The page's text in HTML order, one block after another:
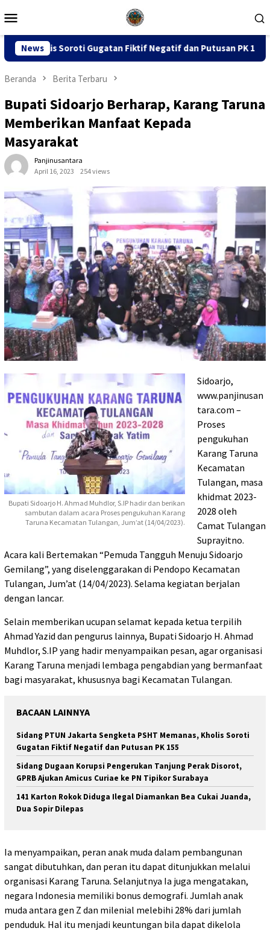
ke
Mobile
News
Fiktif Negatif dan Putusan PK 155 Sidang Dugaan
Beranda Berita Terbaru
Bupati Sidoarjo Berharap, Karang Taruna
Memberikan Manfaat Kepada
Masyarakat
Panjinusantara
April 16, 2023
254 views
Bupati Sidoarjo H. Ahmad Muhdlor, S.IP hadir dan berikan
sambutan dalam acara Proses pengukuhan Karang
Taruna Kecamatan Tulangan, Jum’at (14/04/2023).
Sidoarjo,
www.panjinusan
tara.com –
Proses
pengukuhan
Karang Taruna
Kecamatan
Tulangan, masa
khidmat 2023-
2028 oleh
Camat Tulangan
Suprayitno.
Acara kali Bertemakan “Pemuda Tangguh Menuju Sidoarjo
Gemilang”, yang diselenggarakan di Pendopo Kecamatan
Tulangan, Jum’at (14/04/2023). Selama kegiatan berjalan
dengan lancar.
Selain memberikan ucupan selamat kepada ketua terpilih
Ahmad Yazid dan pengurus lainnya, Bupati Sidoarjo H. Ahmad
Muhdlor, S.IP yang hadir menyampaikan pesan, agar organisasi
Karang Taruna menjadi lembaga pengabdian yang bermanfaat
bagi masyarakat, khususnya bagi Kecamatan Tulangan.
BACAAN LAINNYA
Sidang PTUN Jakarta Sengketa PSHT Memanas, Kholis Soroti
Gugatan Fiktif Negatif dan Putusan PK 155
Sidang Dugaan Korupsi Pengerukan Tanjung Perak Disorot,
GPRB Ajukan Amicus Curiae ke PN Tipikor Surabaya
141 Karton Rokok Diduga Ilegal Diamankan Bea Cukai Juanda,
Dua Sopir Dilepas
Ia menyampaikan, peran anak muda dalam pembangunan
sangat dibutuhkan, dan peran itu dapat ditunjukkan melalui
organisasi Karang Taruna. Selanjutnya Ia juga mengatakan,
negara Indonesia memiliki bonus demografi. Jumlah anak
muda antara gen Z dan milenial melebihi 28% dari jumlah
penduduk. Hal itu menjadi keuntungan bila dapat dikelola